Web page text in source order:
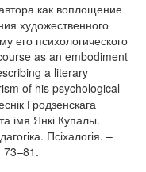
как воплощение
художественного
его психологического
as an embodiment
a literary
of his psychological
Гродзенскага
імя Янкі Купалы.
Псіхалогія. –